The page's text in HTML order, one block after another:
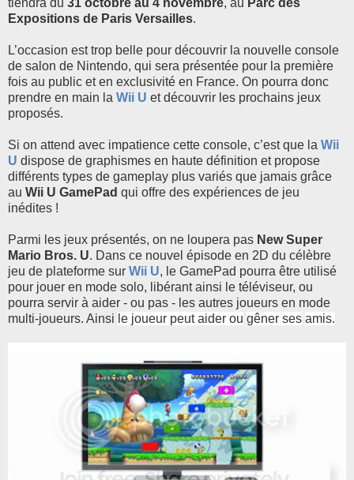
tiendra du 31 octobre au 4 novembre, au Parc des
Expositions de Paris Versailles.
L’occasion est trop belle pour découvrir la nouvelle console
de salon de Nintendo, qui sera présentée pour la première
fois au public et en exclusivité en France. On pourra donc
prendre en main la Wii U et découvrir les prochains jeux
proposés.
Si on attend avec impatience cette console, c’est que la Wii
U dispose de graphismes en haute définition et propose
différents types de gameplay plus variés que jamais grâce
au Wii U GamePad qui offre des expériences de jeu
inédites !
Parmi les jeux présentés, on ne loupera pas New Super
Mario Bros. U. Dans ce nouvel épisode en 2D du célèbre
jeu de plateforme sur Wii U, le GamePad pourra être utilisé
pour jouer en mode solo, libérant ainsi le téléviseur, ou
pourra servir à aider - ou pas - les autres joueurs en mode
multi-joueurs. Ainsi le joueur peut aider ou gêner ses amis.